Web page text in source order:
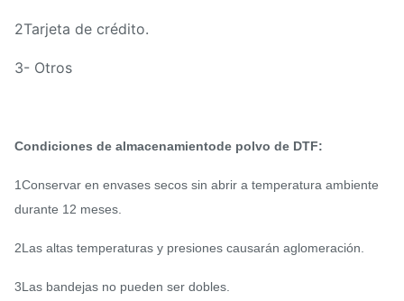
2Tarjeta de crédito.
3- Otros
Condiciones de almacenamientode polvo de DTF:
1Conservar en envases secos sin abrir a temperatura ambiente
durante 12 meses.
2Las altas temperaturas y presiones causarán aglomeración.
3Las bandejas no pueden ser dobles.